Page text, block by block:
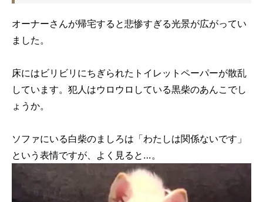
オーナーさんが帰宅すると悲惨すぎる光景が広がってい
ました。
床にはビリビリにちぎられたトイレットペーパーが散乱
しています。犯人はウロウロしている黒柴のあんこでし
ょうか。
ソファにいる白柴のましろは「わたしは関係ないです」
という表情ですが、よく見ると…。